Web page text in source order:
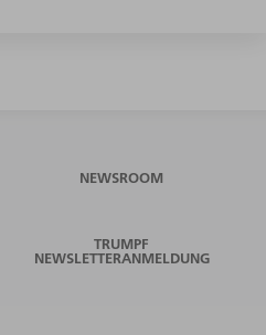
NEWSROOM
TRUMPF
NEWSLETTERANMELDUNG